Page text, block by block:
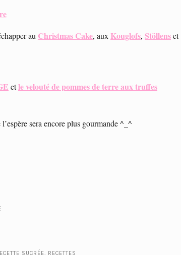
au Christmas Cake, aux Kouglofs, Stöllenset
etle velouté de pommes de terre aux truffes
sera encore plus gourmande ^_^
SUCRÉE, RECETTES